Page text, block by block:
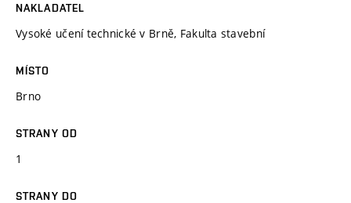
NAKLADATEL
Vysoké učení technické v Brně, Fakulta stavební
MÍSTO
Brno
STRANY OD
1
STRANY DO